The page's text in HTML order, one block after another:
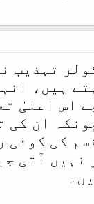
تہذیب
ہیں،
اس اعلیٰ
ان
کی
نہیں آتی